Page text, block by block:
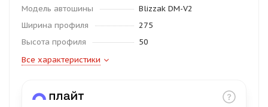
Модель автошины
Blizzak DM-V2
Ширина профиля
275
Высота профиля
50
Все характеристики
Остались вопросы?
8 800 302-02-51